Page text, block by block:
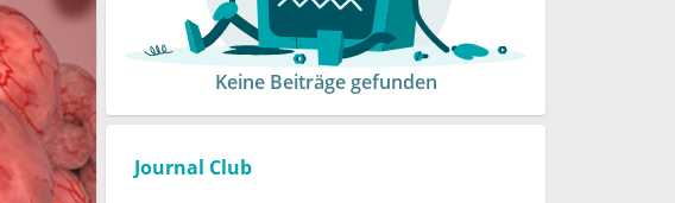
Keine Beiträge gefunden
Journal Club